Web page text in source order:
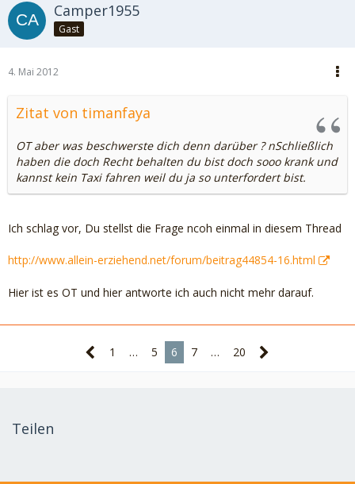
Camper1955
Gast
4. Mai 2012
Zitat von timanfaya
OT aber was beschwerste dich denn darüber ? nSchließlich
haben die doch Recht behalten du bist doch sooo krank und
kannst kein Taxi fahren weil du ja so unterfordert bist.
Ich schlag vor, Du stellst die Frage ncoh einmal in diesem Thread
http://www.allein-erziehend.net/forum/beitrag44854-16.html
Hier ist es OT und hier antworte ich auch nicht mehr darauf.
1 … 5 6 7 … 20
Teilen